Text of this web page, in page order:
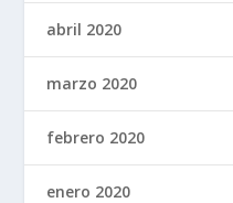
abril 2020
marzo 2020
febrero 2020
enero 2020